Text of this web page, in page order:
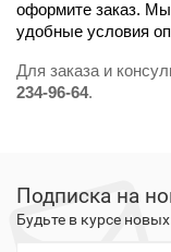
оформите заказ.
удобные условия
Для заказа и
234-96-64.
Подписка на
Будьте в курсе